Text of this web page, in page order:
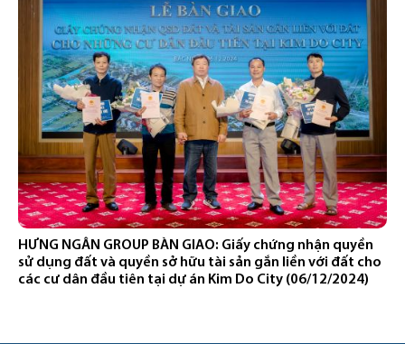
HƯNG NGÂN GROUP BÀN GIAO: Giấy chứng nhận quyền
sử dụng đất và quyền sở hữu tài sản gắn liền với đất cho
các cư dân đầu tiên tại dự án Kim Do City (06/12/2024)